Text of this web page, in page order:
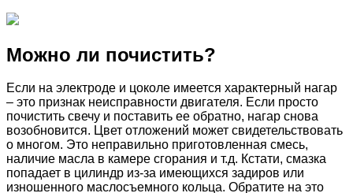
Можно ли почистить?
Если на электроде и цоколе имеется характерный нагар
– это признак неисправности двигателя. Если просто
почистить свечу и поставить ее обратно, нагар снова
возобновится. Цвет отложений может свидетельствовать
о многом. Это неправильно приготовленная смесь,
наличие масла в камере сгорания и т.д. Кстати, смазка
попадает в цилиндр из-за имеющихся задиров или
изношенного маслосъемного кольца. Обратите на это